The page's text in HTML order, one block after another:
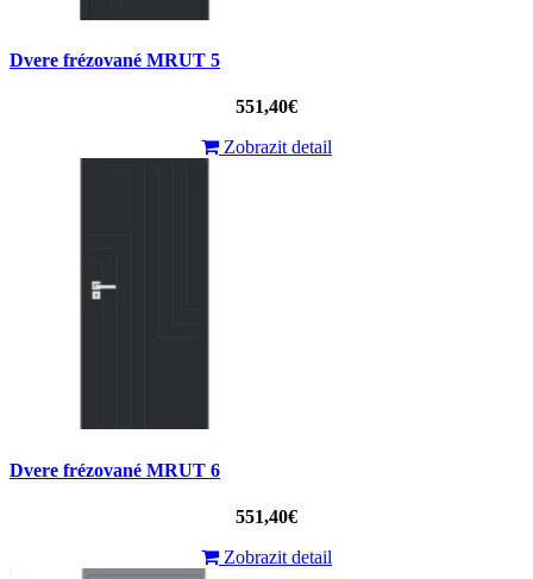
Dvere frézované MRUT 5
551,40€
Zobrazit detail
Dvere frézované MRUT 6
551,40€
Zobrazit detail